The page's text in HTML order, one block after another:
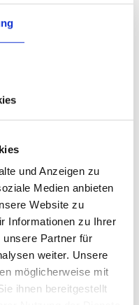
und Anzeigen zu
Medien anbieten
Website zu
Informationen zu Ihrer
unsere Partner für
weiter. Unsere
möglicherweise mit
ihnen bereitgestellt
Interventionen
über die Zeit
, die
zusammenführt. Wie
das folgende Beispiel ↓